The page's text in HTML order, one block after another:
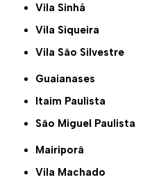
Vila Sinhá
Vila Siqueira
Vila São Silvestre
Guaianases
Itaim Paulista
São Miguel Paulista
Mairiporã
Vila Machado